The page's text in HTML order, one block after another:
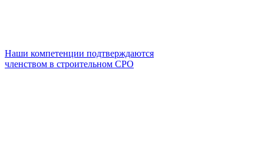
Наши компетенции подтверждаются
членством в строительном СРО